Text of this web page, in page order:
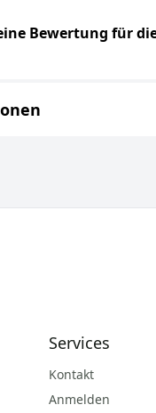
Bewertung für
Services
Kontakt
Anmelden